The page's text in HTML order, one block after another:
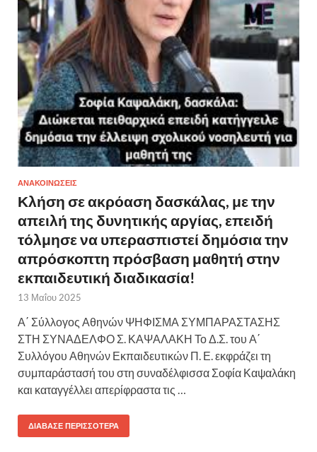
ΑΝΑΚΟΙΝΩΣΕΙΣ
Κλήση σε ακρόαση δασκάλας, με την
απειλή της δυνητικής αργίας, επειδή
τόλμησε να υπερασπιστεί δημόσια την
απρόσκοπτη πρόσβαση μαθητή στην
εκπαιδευτική διαδικασία!
13 Μαΐου 2025
Α΄ Σύλλογος Αθηνών ΨΗΦΙΣΜΑ ΣΥΜΠΑΡΑΣΤΑΣΗΣ
ΣΤΗ ΣΥΝΑΔΕΛΦΟ Σ. ΚΑΨΑΛΑΚΗ Το Δ.Σ. του Α΄
Συλλόγου Αθηνών Εκπαιδευτικών Π. Ε. εκφράζει τη
συμπαράστασή του στη συναδέλφισσα Σοφία Καψαλάκη
και καταγγέλλει απερίφραστα τις …
ΔΙΆΒΑΣΕ ΠΕΡΙΣΣΌΤΕΡΑ